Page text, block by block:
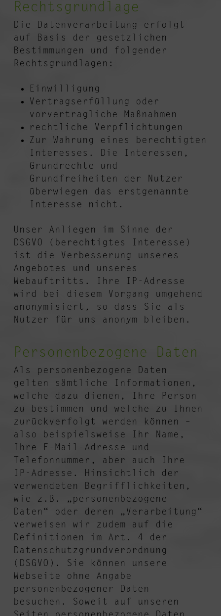
Rechtsgrundlage
Die Datenverarbeitung erfolgt
auf Basis der gesetzlichen
Bestimmungen und folgender
Rechtsgrundlagen:
Einwilligung
Vertragserfüllung oder
vorvertragliche Maßnahmen
rechtliche Verpflichtungen
Zur Wahrung eines berechtigten
Interesses. Die Interessen,
Grundrechte und
Grundfreiheiten der Nutzer
überwiegen das erstgenannte
Interesse nicht.
Unser Anliegen im Sinne der
DSGVO (berechtigtes Interesse)
ist die Verbesserung unseres
Angebotes und unseres
Webauftritts. Ihre IP-Adresse
wird bei diesem Vorgang umgehend
anonymisiert, so dass Sie als
Nutzer für uns anonym bleiben.
Personenbezogene Daten
Als personenbezogene Daten
gelten sämtliche Informationen,
welche dazu dienen, Ihre Person
zu bestimmen und welche zu Ihnen
zurückverfolgt werden können –
also beispielsweise Ihr Name,
Ihre E-Mail-Adresse und
Telefonnummer, aber auch Ihre
IP-Adresse. Hinsichtlich der
verwendeten Begrifflichkeiten,
wie z.B. „personenbezogene
Daten“ oder deren „Verarbeitung“
verweisen wir zudem auf die
Definitionen im Art. 4 der
Datenschutzgrundverordnung
(DSGVO). Sie können unsere
Webseite ohne Angabe
personenbezogener Daten
besuchen. Soweit auf unseren